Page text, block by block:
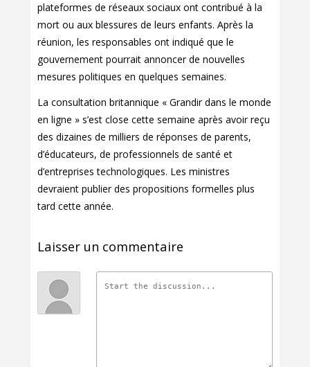
plateformes de réseaux sociaux ont contribué à la
mort ou aux blessures de leurs enfants. Après la
réunion, les responsables ont indiqué que le
gouvernement pourrait annoncer de nouvelles
mesures politiques en quelques semaines.
La consultation britannique « Grandir dans le monde
en ligne » s’est close cette semaine après avoir reçu
des dizaines de milliers de réponses de parents,
d’éducateurs, de professionnels de santé et
d’entreprises technologiques. Les ministres
devraient publier des propositions formelles plus
tard cette année.
Laisser un commentaire